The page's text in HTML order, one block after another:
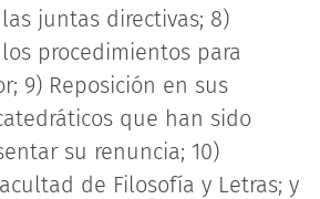
juntas directivas; 8)
procedimientos para
9) Reposición en sus
que han sido
su renuncia; 10)
de Filosofía y Letras; y